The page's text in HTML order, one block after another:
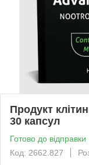
Продукт
30 капсул
Готово до відправки
Код: 2662.827